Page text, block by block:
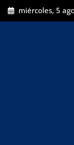
miércoles, 5